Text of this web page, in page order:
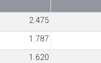
2.475
1.787
1.620